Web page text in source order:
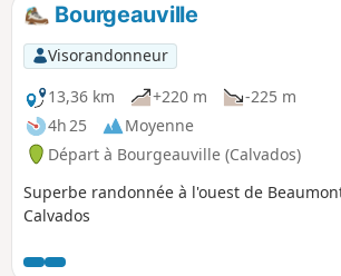
Bourgeauville
Visorandonneur
13,36 km
+220 m
-225 m
4h 25
Moyenne
Départ à Bourgeauville (Calvados)
Superbe randonnée à l'ouest de
Calvados